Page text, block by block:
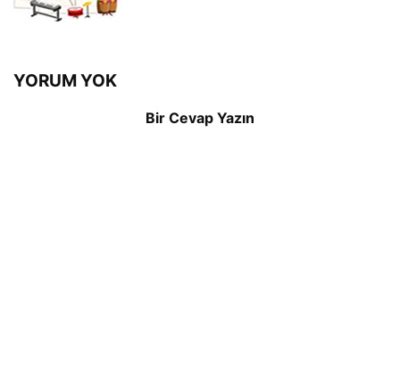
YORUM YOK
Bir Cevap Yazın